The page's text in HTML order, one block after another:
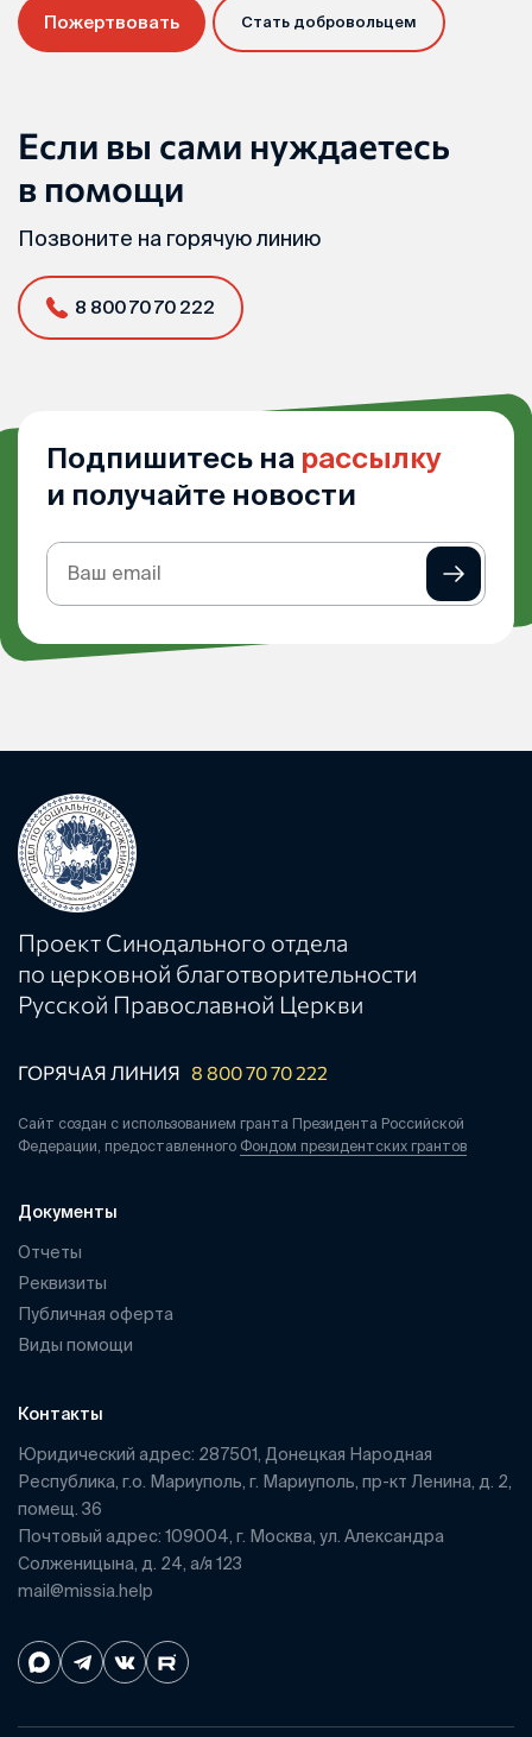
Пожертвовать Стать добровольцем
Если вы сами нуждаетесь
в помощи
Позвоните на горячую линию
8 800 70 70 222
Подпишитесь на рассылку
и получайте новости
Подписка
на
Проект Синодального отдела
по церковной благотворительности
Русской Православной Церкви
ГОРЯЧАЯ ЛИНИЯ 8 800 70 70 222
Сайт создан с использованием гранта Президента Российской
Федерации, предоставленного Фондом президентских грантов
Документы
Отчеты
Реквизиты
Публичная оферта
Виды помощи
Контакты
Юридический адрес: 287501, Донецкая Народная
Республика, г.о. Мариуполь, г. Мариуполь, пр-кт Ленина, д. 2,
помещ. 36
Почтовый адрес: 109004, г. Москва, ул. Александра
Солженицына, д. 24, а/я 123
mail@missia.help